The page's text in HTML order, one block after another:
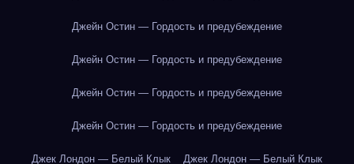
Джейн Остин — Гордость и предубеждение
Джейн Остин — Гордость и предубеждение
Джейн Остин — Гордость и предубеждение
Джейн Остин — Гордость и предубеждение
Джек Лондон — Белый Клык Джек Лондон — Белый Клык